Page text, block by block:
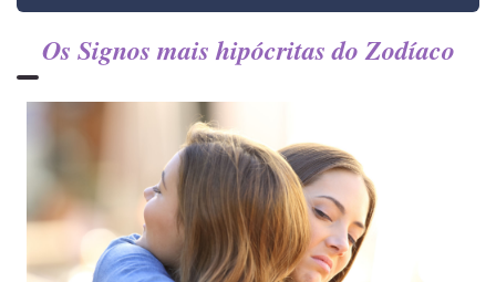
Os Signos mais hipócritas do Zodíaco